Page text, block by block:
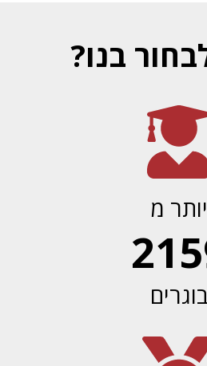
בנו?
יותר מ
בוגרים